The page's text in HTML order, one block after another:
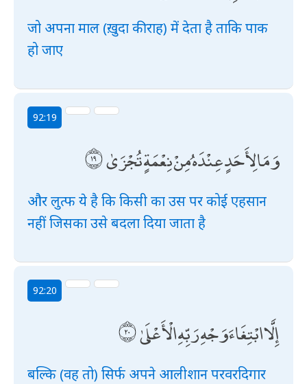
जो अपना माल (ख़ुदा की राह) में देता है ताकि पाक
हो जाए
92:19
وَمَا لِأَحَدٍ عِنْدَهُ مِنْ نِعْمَةٍ تُجْزَىٰ
और लुत्फ ये है कि किसी का उस पर कोई एहसान
नहीं जिसका उसे बदला दिया जाता है
92:20
إِلَّا ابْتِغَاءَ وَجْهِ رَبِّهِ الْأَعْلَىٰ
बल्कि (वह तो) सिर्फ अपने आलीशान परवरदिगार